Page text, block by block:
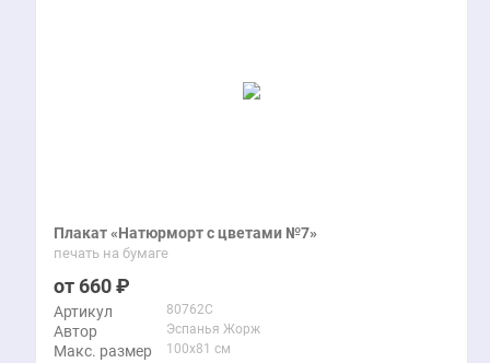
Плакат «Натюрморт с цветами №7»
печать на бумаге
660
Артикул 80762C
Автор Эспанья Жорж
Макс. размер 100x81 см